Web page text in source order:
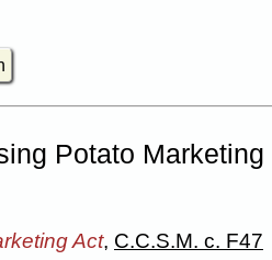
Potato
Act, C.C.S.M. c. F47